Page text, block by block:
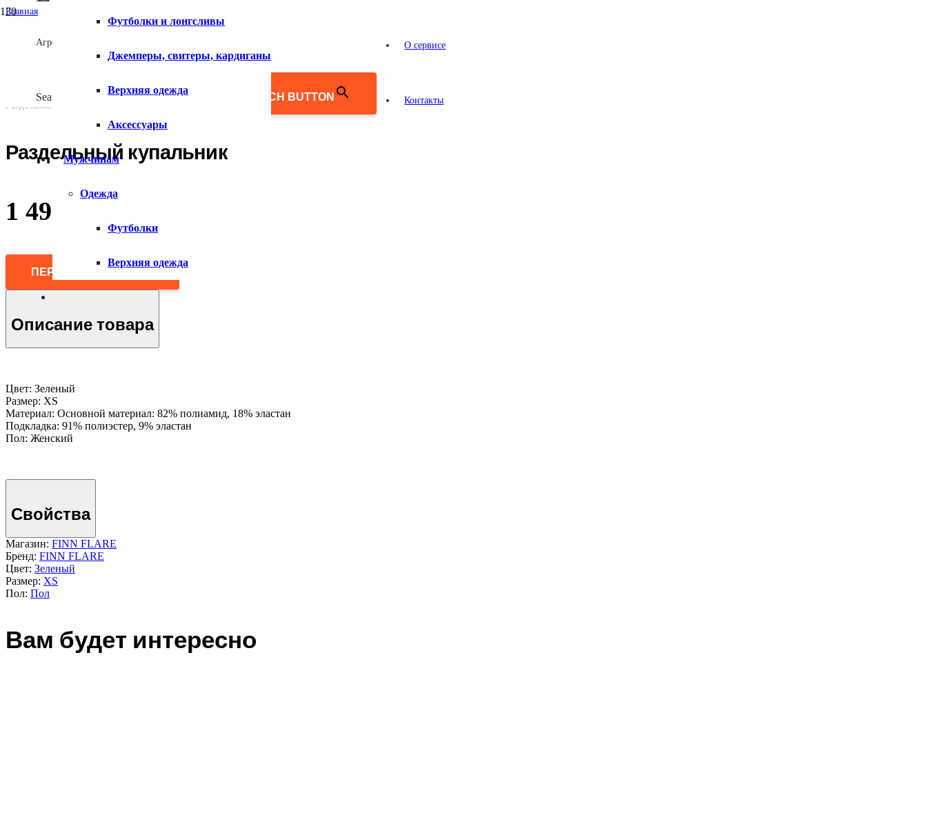
Агрегатор товаров
Search for: SEARCH BUTTON
О сервисе
Контакты
Футболки и лонгсливы
Джемперы, свитеры, кардиганы
Верхняя одежда
Аксессуары
Мужчинам
Одежда
Футболки
Верхняя одежда
Главная
Раздельный купальник
1 490
ПЕРЕЙТИ В МАГАЗИН
Описание товара
Цвет: Зеленый
Размер: XS
Материал: Основной материал: 82% полиамид, 18% эластан
Подкладка: 91% полиэстер, 9% эластан
Пол: Женский
Свойства
Магазин: FINN FLARE
Бренд: FINN FLARE
Цвет: Зеленый
Размер: XS
Пол: Пол
Вам будет интересно